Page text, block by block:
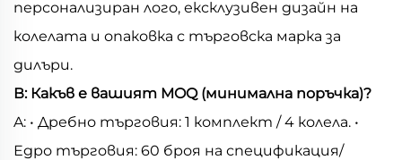
персонализиран лого, ексклузивен дизайн на
колелата и опаковка с търговска марка за
дилъри.
В: Какъв е вашият MOQ (минимална поръчка)?
A: • Дребно търговия: 1 комплект / 4 колела. •
Едро търговия: 60 броя на спецификация/